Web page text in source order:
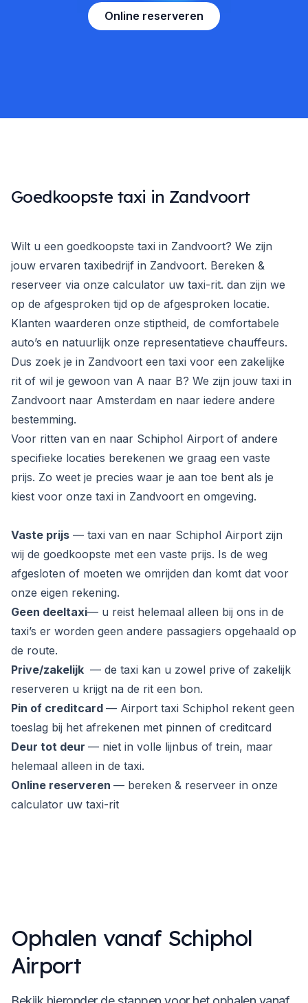
Online reserveren
Goedkoopste taxi in Zandvoort
Wilt u een goedkoopste taxi in Zandvoort? We zijn
jouw ervaren taxibedrijf in Zandvoort. Bereken &
reserveer via onze calculator uw taxi-rit. dan zijn we
op de afgesproken tijd op de afgesproken locatie.
Klanten waarderen onze stiptheid, de comfortabele
auto’s en natuurlijk onze representatieve chauffeurs.
Dus zoek je in Zandvoort een taxi voor een zakelijke
rit of wil je gewoon van A naar B? We zijn jouw taxi in
Zandvoort naar Amsterdam en naar iedere andere
bestemming.
Voor ritten van en naar Schiphol Airport of andere
specifieke locaties berekenen we graag een vaste
prijs. Zo weet je precies waar je aan toe bent als je
kiest voor onze taxi in Zandvoort en omgeving.
Vaste prijs — taxi van en naar Schiphol Airport zijn
wij de goedkoopste met een vaste prijs. Is de weg
afgesloten of moeten we omrijden dan komt dat voor
onze eigen rekening.
Geen deeltaxi— u reist helemaal alleen bij ons in de
taxi’s er worden geen andere passagiers opgehaald op
de route.
Prive/zakelijk — de taxi kan u zowel prive of zakelijk
reserveren u krijgt na de rit een bon.
Pin of creditcard — Airport taxi Schiphol rekent geen
toeslag bij het afrekenen met pinnen of creditcard
Deur tot deur — niet in volle lijnbus of trein, maar
helemaal alleen in de taxi.
Online reserveren — bereken & reserveer in onze
calculator uw taxi-rit
Ophalen vanaf Schiphol
Airport